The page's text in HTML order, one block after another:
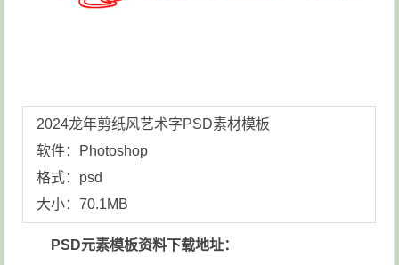
2024龙年剪纸风艺术字PSD素材模板
软件：Photoshop
格式：psd
大小：70.1MB
PSD元素模板资料下载地址：